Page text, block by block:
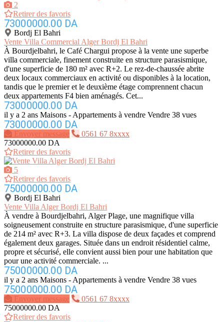
2
Retirer des favoris
73000000.00 DA
Bordj El Bahri
Vente Villa Commercial Alger Bordj El Bahri
À Bourdjelbahri, le Café Chargui propose à la vente une superbe
villa commerciale, finement construite en structure parasismique,
d'une superficie de 180 m² avec R+2. Le rez-de-chaussée abrite
deux locaux commerciaux en activité ou disponibles à la location,
tandis que le premier et le deuxième étage comprennent chacun
deux appartements F4 bien aménagés. Cet...
73000000.00 DA
il y a 2 ans Maisons - Appartements à vendre Vendre 38 vues
73000000.00 DA
Envoyer message
0561 67 8xxxx
73000000.00 DA
Retirer des favoris
5
Retirer des favoris
75000000.00 DA
Bordj El Bahri
Vente Villa Alger Bordj El Bahri
À vendre à Bourdjelbahri, Alger Plage, une magnifique villa
soigneusement construite en structure parasismique, d'une superficie
de 214 m² avec R+3. La villa dispose de deux façades et comprend
également deux garages. Située dans un endroit résidentiel calme,
propre et sécurisé, elle convient aussi bien pour une habitation que
pour une activité commerciale. ...
75000000.00 DA
il y a 2 ans Maisons - Appartements à vendre Vendre 38 vues
75000000.00 DA
Envoyer message
0561 67 8xxxx
75000000.00 DA
Retirer des favoris